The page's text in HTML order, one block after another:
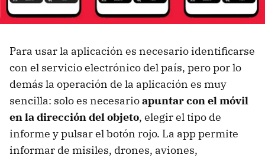
Para usar la aplicación es necesario identificarse
con el servicio electrónico del país, pero por lo
demás la operación de la aplicación es muy
sencilla: solo es necesarioapuntar con el móvil
en la dirección del objeto, elegir el tipo de
informe y pulsar el botón rojo. La app permite
informar de misiles, drones, aviones,